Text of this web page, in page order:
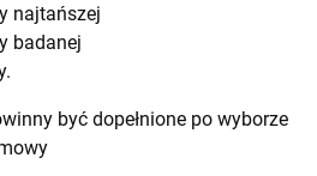
najtańszej
badanej
być dopełnione po wyborze